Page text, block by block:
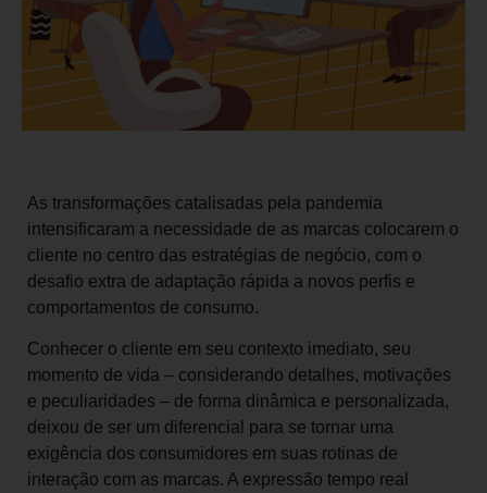
As transformações catalisadas pela pandemia
intensificaram a necessidade de as marcas colocarem o
cliente no centro das estratégias de negócio, com o
desafio extra de adaptação rápida a novos perfis e
comportamentos de consumo.
Conhecer o cliente em seu contexto imediato, seu
momento de vida – considerando detalhes, motivações
e peculiaridades – de forma dinâmica e personalizada,
deixou de ser um diferencial para se tornar uma
exigência dos consumidores em suas rotinas de
interação com as marcas. A expressão tempo real